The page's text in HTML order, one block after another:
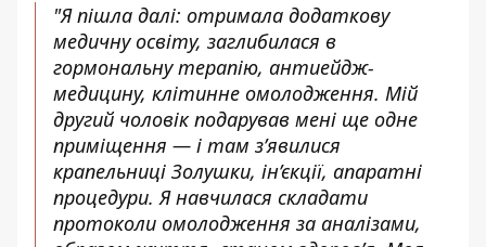
"Я пішла далі: отримала додаткову
медичну освіту, заглибилася в
гормональну терапію, антиейдж-
медицину, клітинне омолодження. Мій
другий чоловік подарував мені ще одне
приміщення — і там з’явилися
крапельниці Золушки, ін’єкції, апаратні
процедури. Я навчилася складати
протоколи омолодження за аналізами,